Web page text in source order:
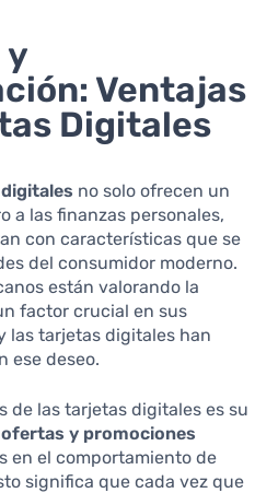
y
Ventajas
Digitales
no solo ofrecen un
a las finanzas personales,
con características que se
del consumidor moderno.
están valorando la
factor crucial en sus
las tarjetas digitales han
ese deseo.
de las tarjetas digitales es su
ofertas y promociones
en el comportamiento de
significa que cada vez que